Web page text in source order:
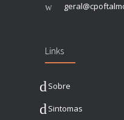
Links
Sobre
Sintomas